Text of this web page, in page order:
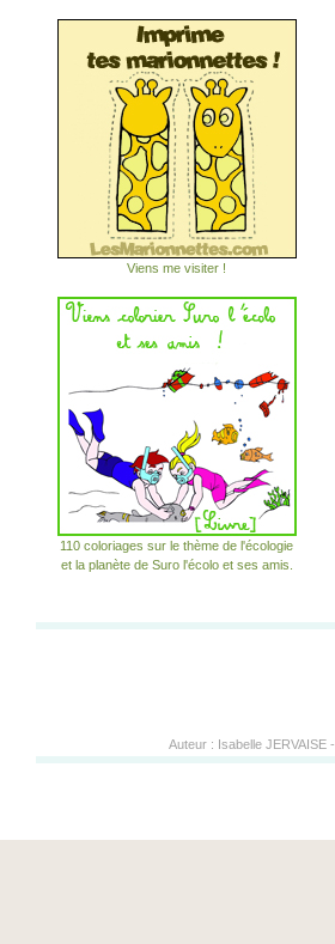
Viens me visiter !
110 coloriages sur le thème de l'écologie
et la planète de Suro l'écolo et ses amis.
Auteur : Isabelle JERVAISE-